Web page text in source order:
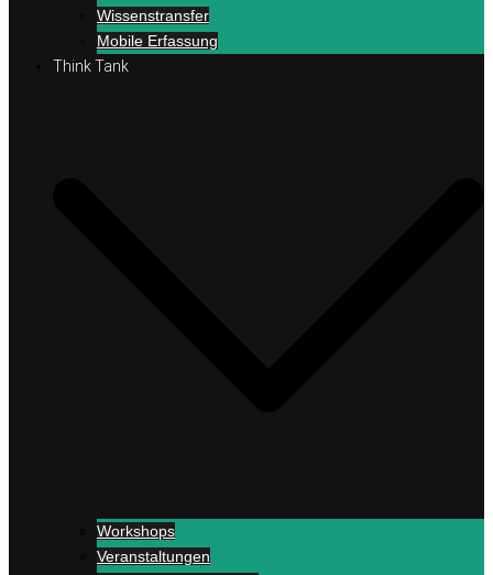
Wissenstransfer
Mobile Erfassung
Think Tank
Workshops
Veranstaltungen